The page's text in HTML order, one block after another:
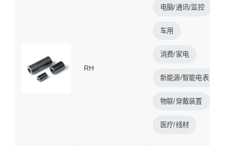
RH
电脑/通讯/监控
车用
消费/家电
新能源/智能电表
物联/穿戴装置
医疗/线材